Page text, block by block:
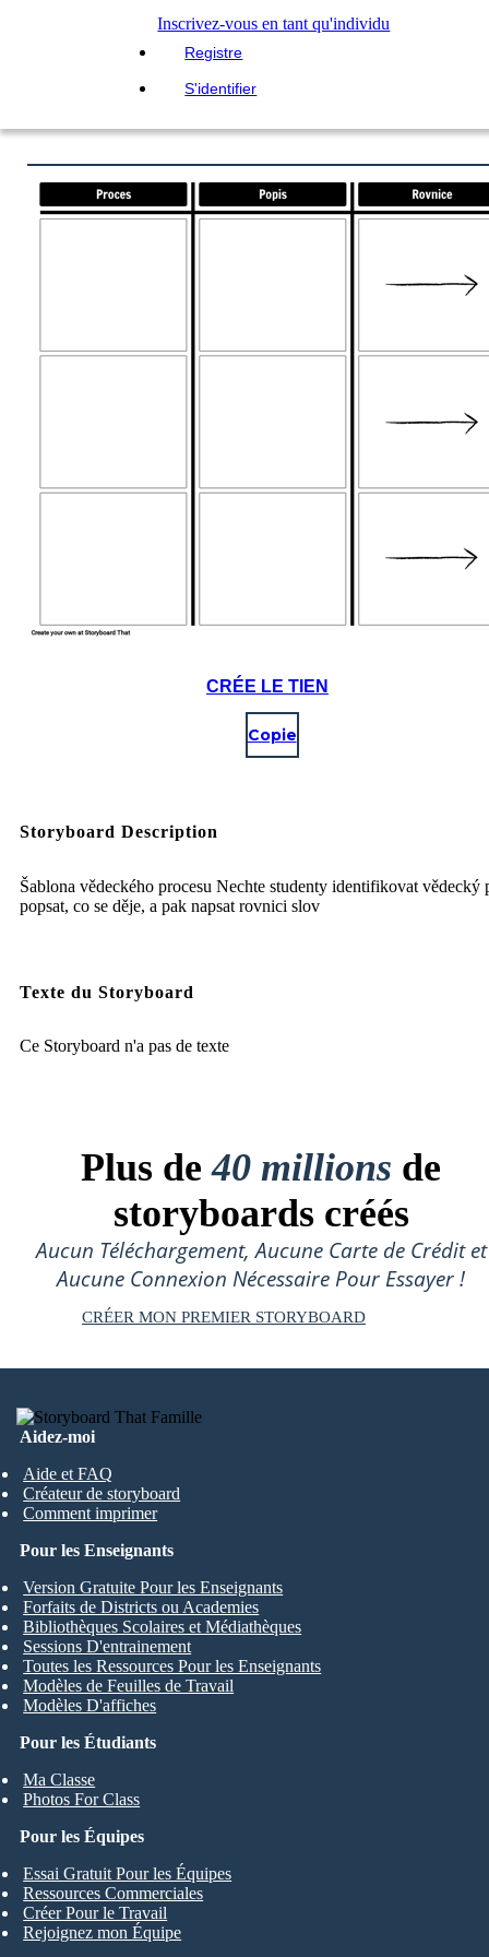
Inscrivez-vous en tant qu'individu
Registre
S'identifier
CRÉE LE TIEN
Copie
Storyboard Description
Šablona vědeckého procesu Nechte studenty identifikovat vědecký
popsat, co se děje, a pak napsat rovnici slov
Texte du Storyboard
Ce Storyboard n'a pas de texte
Plus de40 millions de
storyboards créés
Aucun Téléchargement, Aucune Carte de Crédit et
Aucune Connexion Nécessaire Pour Essayer !
CRÉER MON PREMIER STORYBOARD
Aidez-moi
Aide et FAQ
Créateur de storyboard
Comment imprimer
Pour les Étudiants
Ma Classe
Photos For Class
Pour les Enseignants
Version Gratuite Pour les Enseignants
Forfaits de Districts ou Academies
Bibliothèques Scolaires et Médiathèques
Sessions D'entrainement
Toutes les Ressources Pour les Enseignants
Modèles de Feuilles de Travail
Modèles D'affiches
Pour les Équipes
Essai Gratuit Pour les Équipes
Ressources Commerciales
Créer Pour le Travail
Rejoignez mon Équipe